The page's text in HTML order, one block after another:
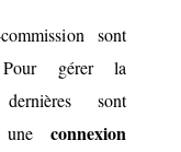
sont
Pour gérer la
sont
une connexion